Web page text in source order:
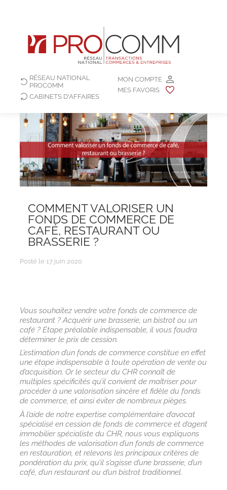
MON COMPTE
MES FAVORIS
RÉSEAU NATIONAL
PROCOMM
CABINETS D'AFFAIRES
Vous souhaitez vendre votre fonds de commerce de
restaurant ? Acquérir une brasserie, un bistrot ou un
café ? Etape préalable indispensable, il vous faudra
déterminer le prix de cession.
L’estimation d’un fonds de commerce constitue en effet
une étape indispensable à toute opération de vente ou
d’acquisition. Or le secteur du CHR connaît de
multiples spécificités qu’il convient de maîtriser pour
procéder à une valorisation sincère et fidèle du fonds
de commerce, et ainsi éviter de nombreux pièges.
À l’aide de notre expertise complémentaire d’avocat
spécialisé en cession de fonds de commerce et d’agent
immobilier spécialiste du CHR, nous vous expliquons
les méthodes de valorisation d’un fonds de commerce
en restauration, et relevons les principaux critères de
pondération du prix, qu’il s’agisse d’une brasserie, d’un
café, d’un restaurant ou d’un bistrot traditionnel.
COMMENT VALORISER UN
FONDS DE COMMERCE DE
CAFÉ, RESTAURANT OU
BRASSERIE ?
Posté le 17 juin 2020